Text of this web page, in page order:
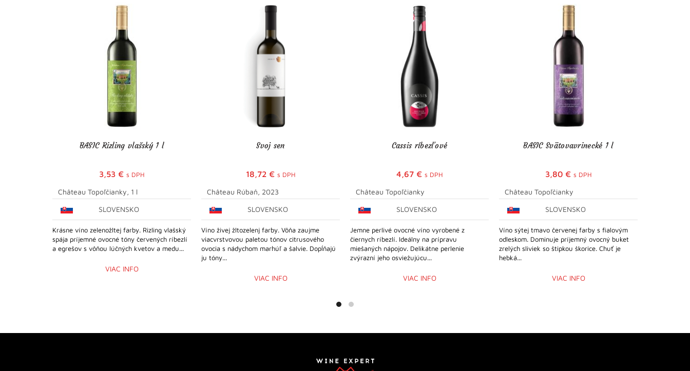
BASIC Rizling vlašský 1 l
3,53 € s DPH
Château Topoľčianky, 1 l
SLOVENSKO
Krásne víno zelenožltej farby. Rizling vlašský
spája príjemné ovocné tóny červených ríbezlí
a egrešov s vôňou lúčných kvetov a medu...
VIAC INFO
Svoj sen
18,72 € s DPH
Château Rúbaň, 2023
SLOVENSKO
Víno živej žltozelenj farby. Vôňa zaujme
viacvrstvovou paletou tónov citrusového
ovocia s nádychom marhúľ a šalvie. Dopĺňajú
ju tóny...
VIAC INFO
Cassis ríbezľové
4,67 € s DPH
Château Topoľčianky
SLOVENSKO
Jemne perlivé ovocné víno vyrobené z
čiernych ríbezlí. Ideálny na prípravu
miešaných nápojov. Delikátne perlenie
zvýrazní jeho osviežujúcu...
VIAC INFO
BASIC Svätovavrinecké 1 l
3,80 € s DPH
Château Topoľčianky
SLOVENSKO
Víno sýtej tmavo červenej farby s fialovým
odleskom. Dominuje príjemný ovocný buket
zrelých sliviek so štipkou škorice. Chuť je
hebká...
VIAC INFO